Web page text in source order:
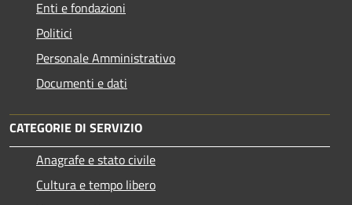
Enti e fondazioni
Politici
Personale Amministrativo
Documenti e dati
CATEGORIE DI SERVIZIO
Anagrafe e stato civile
Cultura e tempo libero